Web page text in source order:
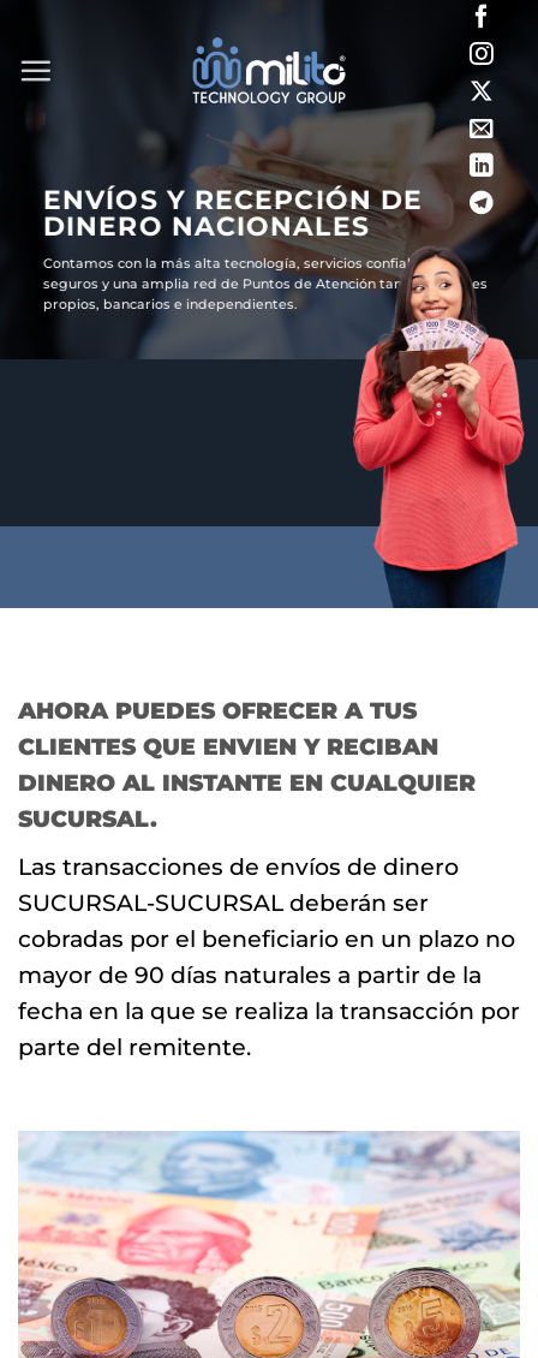
contenido
ENVÍOS Y RECEPCIÓN DE
DINERO NACIONALES
Contamos con la más alta tecnología, servicios confiables,
seguros y una amplia red de Puntos de Atención tanto en locales
propios, bancarios e independientes.
AHORA PUEDES OFRECER A TUS
CLIENTES QUE ENVIEN Y RECIBAN
DINERO AL INSTANTE EN CUALQUIER
SUCURSAL.
Las transacciones de envíos de dinero
SUCURSAL-SUCURSAL deberán ser
cobradas por el beneficiario en un plazo no
mayor de 90 días naturales a partir de la
fecha en la que se realiza la transacción por
parte del remitente.